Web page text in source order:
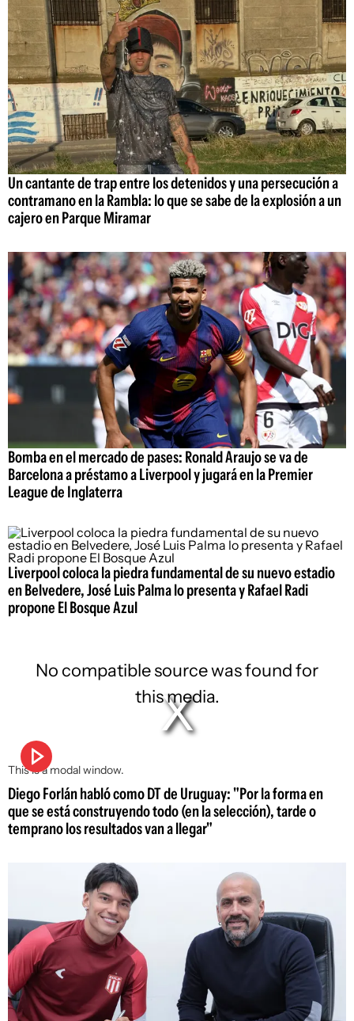
Un cantante de trap entre los detenidos y una persecución a
contramano en la Rambla: lo que se sabe de la explosión a un
cajero en Parque Miramar
Bomba en el mercado de pases: Ronald Araujo se va de
Barcelona a préstamo a Liverpool y jugará en la Premier
League de Inglaterra
Liverpool coloca la piedra fundamental de su nuevo estadio
en Belvedere, José Luis Palma lo presenta y Rafael Radi
propone El Bosque Azul
This is a modal window.
No compatible source was found for
this media.
Diego Forlán habló como DT de Uruguay: "Por la forma en
que se está construyendo todo (en la selección), tarde o
temprano los resultados van a llegar"